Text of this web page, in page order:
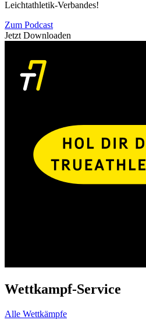
Leichtathletik-Verbandes!
Zum Podcast
Jetzt Downloaden
Wettkampf-Service
Alle Wettkämpfe